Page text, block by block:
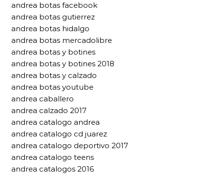
andrea botas facebook
andrea botas gutierrez
andrea botas hidalgo
andrea botas mercadolibre
andrea botas y botines
andrea botas y botines 2018
andrea botas y calzado
andrea botas youtube
andrea caballero
andrea calzado 2017
andrea catalogo andrea
andrea catalogo cd juarez
andrea catalogo deportivo 2017
andrea catalogo teens
andrea catalogos 2016